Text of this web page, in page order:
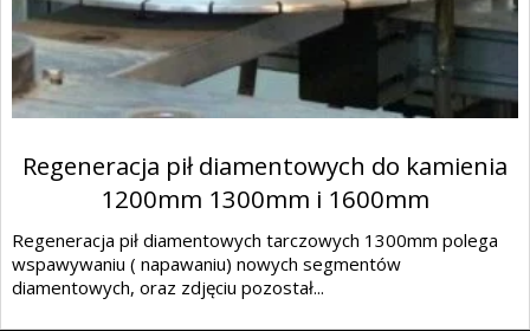
Regeneracja pił diamentowych do kamienia
1200mm 1300mm i 1600mm
Regeneracja pił diamentowych tarczowych 1300mm polega
wspawywaniu ( napawaniu) nowych segmentów
diamentowych, oraz zdjęciu pozostał...